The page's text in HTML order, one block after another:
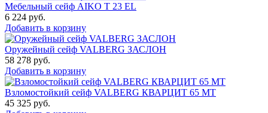
Мебельный сейф AIKO Т 23 EL
6 224 руб.
Добавить в корзину
Оружейный сейф VALBERG ЗАСЛОН
58 278 руб.
Добавить в корзину
Взломостойкий сейф VALBERG КВАРЦИТ 65 МТ
45 325 руб.